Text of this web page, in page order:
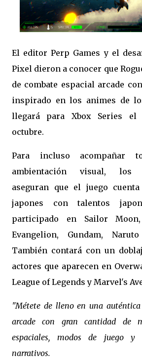
El editor Perp Games y el
Pixel dieron a conocer que
de combate espacial arcade
inspirado en los animes de
llegará para Xbox Series el
octubre.
Para incluso acompañar
ambientación visual, los
aseguran que el juego
japones con talentos
participado en Sailor
Evangelion, Gundam,
También contará con un
actores que aparecen en
League of Legends y Marvel's
"Métete de lleno en una
arcade con gran cantidad de
espaciales, modos de juego y
narrativos.